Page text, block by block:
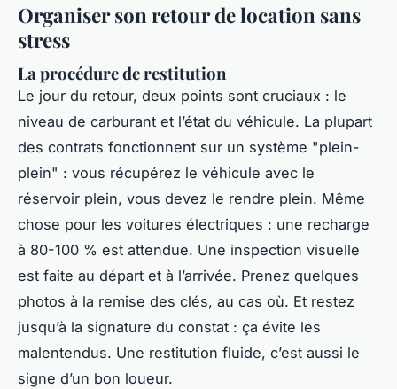
Organiser son retour de location sans
stress
La procédure de restitution
Le jour du retour, deux points sont cruciaux : le
niveau de carburant et l’état du véhicule. La plupart
des contrats fonctionnent sur un système "plein-
plein" : vous récupérez le véhicule avec le
réservoir plein, vous devez le rendre plein. Même
chose pour les voitures électriques : une recharge
à 80-100 % est attendue. Une inspection visuelle
est faite au départ et à l’arrivée. Prenez quelques
photos à la remise des clés, au cas où. Et restez
jusqu’à la signature du constat : ça évite les
malentendus. Une restitution fluide, c’est aussi le
signe d’un bon loueur.